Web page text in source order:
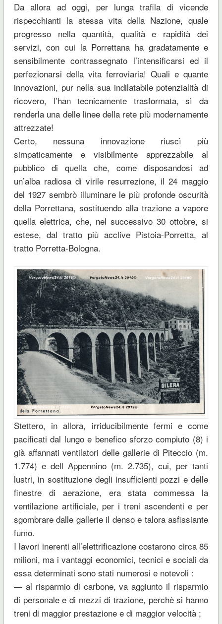
Da allora ad oggi, per lunga trafila di vicende
rispecchianti la stessa vita della Nazione, quale
progresso nella quantità, qualità e rapidità dei
servizi, con cui la Porrettana ha gradatamente e
sensibilmente contrassegnato l’intensificarsi ed il
perfezionarsi della vita ferroviaria! Quali e quante
innovazioni, pur nella sua indilatabile potenzialità di
ricovero, l’han tecnicamente trasformata, sì da
renderla una delle linee della rete più modernamente
attrezzate!
Certo, nessuna innovazione riuscì più
simpaticamente e visibilmente apprezzabile al
pubblico di quella che, come disposandosi ad
un’alba radiosa di virile resurrezione, il 24 maggio
del 1927 sembrò illuminare le più profonde oscurità
della Porrettana, sostituendo alla trazione a vapore
quella elettrica, che, nel successivo 30 ottobre, si
estese, dal tratto più acclive Pistoia-Porretta, al
tratto Porretta-Bologna.
Stettero, in allora, irriducibilmente fermi e come
pacificati dal lungo e benefico sforzo compiuto (8) i
già affannati ventilatori delle gallerie di Piteccio (m.
1.774) e dell Appennino (m. 2.735), cui, per tanti
lustri, in sostituzione degli insufficienti pozzi e delle
finestre di aerazione, era stata commessa la
ventilazione artificiale, per i treni ascendenti e per
sgombrare dalle gallerie il denso e talora asfissiante
fumo.
I lavori inerenti all’elettrificazione costarono circa 85
milioni, ma i vantaggi economici, tecnici e sociali da
essa determinati sono stati numerosi e notevoli :
— al risparmio di carbone, va aggiunto il risparmio
di personale e di mezzi di trazione, perchè si hanno
treni di maggior prestazione e di maggior velocità ;